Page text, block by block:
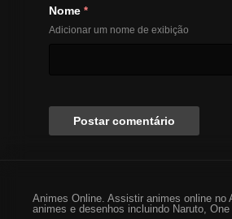
Nome *
Adicionar um nome de exibição
Animes Online. Assistir animes online
animes e desenhos incluindo Naruto,